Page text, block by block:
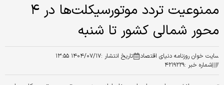
ممنوعیت تردد موتورسیکلت‌ها در ۴
محور شمالی کشور تا شنبه
سایت خوان روزنامه دنیای اقتصاد تاریخ انتشار :۱۴۰۴/۰۷/۱۷ ۱۳:۵۵
شماره خبر :۴۲۱۹۲۲۹